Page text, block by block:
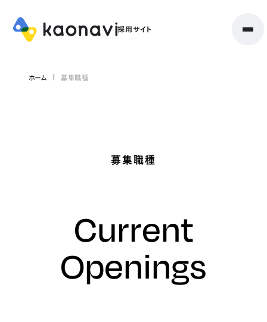
ホーム 募集職種
募集職種
Current
Openings